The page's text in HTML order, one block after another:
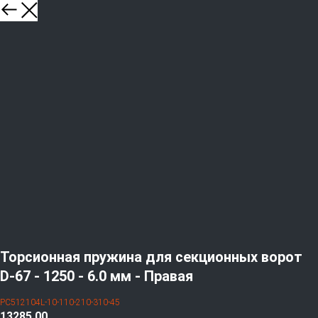
Торсионная пружина для секционных ворот
D-67 - 1250 - 6.0 мм - Правая
PC512104L-10-110-210-310-45